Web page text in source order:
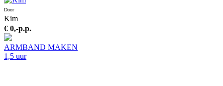
Door
Kim
€ 0,-p.p.
ARMBAND MAKEN
1,5 uur